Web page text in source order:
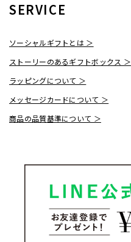
SERVICE
ソーシャルギフトとは ＞
ストーリーのあるギフトボックス ＞
ラッピングについて ＞
メッセージカードについて ＞
商品の品質基準について ＞